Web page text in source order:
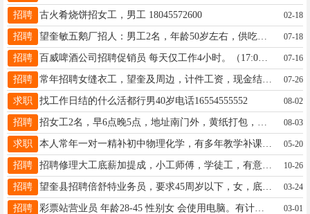
招聘 古火肴烧饼招女工，男工 18045572600 02-18
招聘 望奎敏五鹅厂招人：男工2名，年龄50岁左右，供吃供住，伙食好待遇好，工作轻松简单，厂里工人多一点不累。老板事少，人还大方，工资4000，联系电话15945551389 07-18
招聘 百威啤酒公司招聘促销员 每天仅工作4小时。（17:00-21:00） ????工资:底薪2000起➕销售提成 ????️工作日期:每周休息一天 ☀︎工作内容:售卖百威啤酒 工作地点:望奎县 ????要求: 女生，年龄满21-38周岁。身高160CM以上身材匀称。热爱销售，执行力强。 07-16
招聘 常年招聘女缝衣工，望奎及周边，计件工资，现金结账，时间自由，可拿家里做，送货上门，电话15246569622 07-26
求职 找工作日结的什么活都行男40岁电话16554555552 08-02
招聘 08-03
求职 本人常年一对一精补初中物理化学，有多年教学补课经验，精准把握中考命题去向！☎️13351155615 05-20
招聘 招聘修理大工底薪加提成，小工师傅，学徒工，有意者电话13766768085，15046649993 10-26
招聘 望奎县招聘倍舒特业务员，要求45周岁以下，女，底薪2千+绩效2千+提成+养老保险，月休2天，能长期工作的联系，电话18646896627 03-24
招聘 彩票站营业员 年龄28-45 性别女 会使用电脑。有计算能力，工作时间早8:30-下午6:00 薪资2500+提成。电话13352553197 03-01